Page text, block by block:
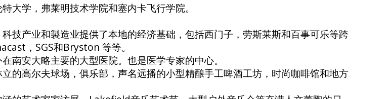
大学，弗莱明技术学院和塞内卡飞行学院。
技产业和製造业提供了本地的经济基础，包括西门子，劳斯莱斯和百事可乐等跨
，SGS和Bryston 等等。
南安大略主要的大型医院。也是医学专家的中心。
的高尔夫球场，俱乐部，声名远播的小型精酿手工啤酒工坊，时尚咖啡馆和地方